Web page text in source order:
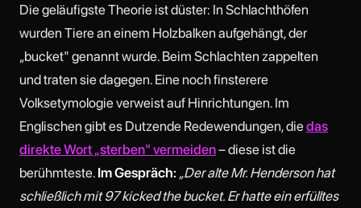
Die geläufigste Theorie ist düster: In Schlachthöfen
wurden Tiere an einem Holzbalken aufgehängt, der
„bucket" genannt wurde. Beim Schlachten zappelten
und traten sie dagegen. Eine noch finsterere
Volksetymologie verweist auf Hinrichtungen. Im
Englischen gibt es Dutzende Redewendungen, diedas
direkte Wort „sterben" vermeiden– diese ist die
berühmteste. Im Gespräch: „Der alte Mr. Henderson hat
schließlich mit 97 kicked the bucket. Er hatte ein erfülltes